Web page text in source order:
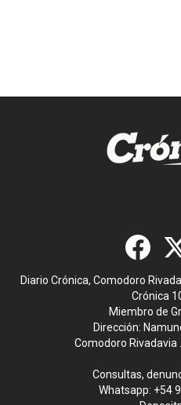
Diario Crónica, Comodoro
Crónica
Miembro de
Dirección:
Comodoro Rivadavia
Consultas,
Whatsapp: +54